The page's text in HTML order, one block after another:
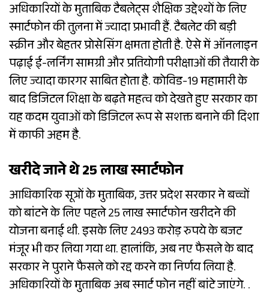
अधिकारियों के मुताबिक टैबलेट्स शैक्षिक उद्देश्यों के लिए
स्मार्टफोन की तुलना में ज्यादा प्रभावी हैं. टैबलेट की बड़ी
स्क्रीन और बेहतर प्रोसेसिंग क्षमता होती है. ऐसे में ऑनलाइन
पढ़ाई ई-लर्निंग सामग्री और प्रतियोगी परीक्षाओं की तैयारी के
लिए ज्यादा कारगर साबित होता है. कोविड-19 महामारी के
बाद डिजिटल शिक्षा के बढ़ते महत्व को देखते हुए सरकार का
यह कदम युवाओं को डिजिटल रूप से सशक्त बनाने की दिशा
में काफी अहम है.
खरीदे जाने थे 25 लाख स्मार्टफोन
आधिकारिक सूत्रों के मुताबिक, उत्तर प्रदेश सरकार ने बच्चों
को बांटने के लिए पहले 25 लाख स्मार्टफोन खरीदने की
योजना बनाई थी. इसके लिए 2493 करोड़ रुपये के बजट
मंजूर भी कर लिया गया था. हालांकि, अब नए फैसले के बाद
सरकार ने पुराने फैसले को रद्द करने का निर्णय लिया है.
अधिकारियों के मुताबिक अब स्मार्ट फोन नहीं बांटे जाएंगे. .